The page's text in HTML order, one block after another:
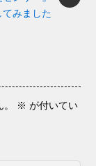
みました
※ が付いてい